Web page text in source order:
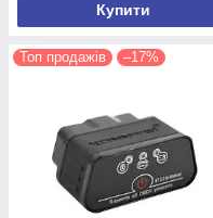
Купити
Топ продажів –17%